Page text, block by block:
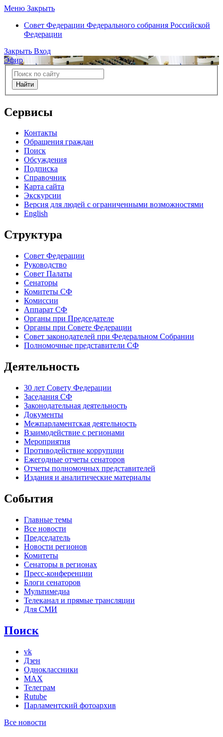
Меню Закрыть
Совет Федерации Федерального собрания Российской
Федерации
Закрыть Вход
Эфир
Найти
Сервисы
Контакты
Обращения граждан
Поиск
Обсуждения
Подписка
Справочник
Карта сайта
Экскурсии
Версия для людей с ограниченными возможностями
English
Структура
Совет Федерации
Руководство
Совет Палаты
Сенаторы
Комитеты СФ
Комиссии
Аппарат СФ
Органы при Председателе
Органы при Совете Федерации
Совет законодателей при Федеральном Собрании
Полномочные представители СФ
Деятельность
30 лет Совету Федерации
Заседания СФ
Законодательная деятельность
Документы
Межпарламентская деятельность
Взаимодействие с регионами
Мероприятия
Противодействие коррупции
Ежегодные отчеты сенаторов
Отчеты полномочных представителей
Издания и аналитические материалы
События
Главные темы
Все новости
Председатель
Новости регионов
Комитеты
Сенаторы в регионах
Пресс-конференции
Блоги сенаторов
Мультимедиа
Телеканал и прямые трансляции
Для СМИ
Поиск
vk
Дзен
Одноклассники
MAX
Телеграм
Rutube
Парламентский фотоархив
Все новости